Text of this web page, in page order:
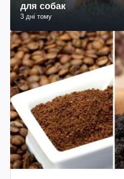
для собак
3 дні тому